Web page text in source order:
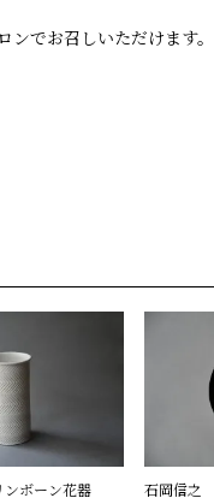
でお召しいただけます。
ボーン花器
石岡信之